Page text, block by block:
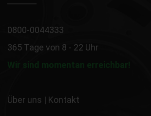
0800-0044333
365 Tage von 8 - 22 Uhr
Wir sind momentan erreichbar!
Über uns | Kontakt